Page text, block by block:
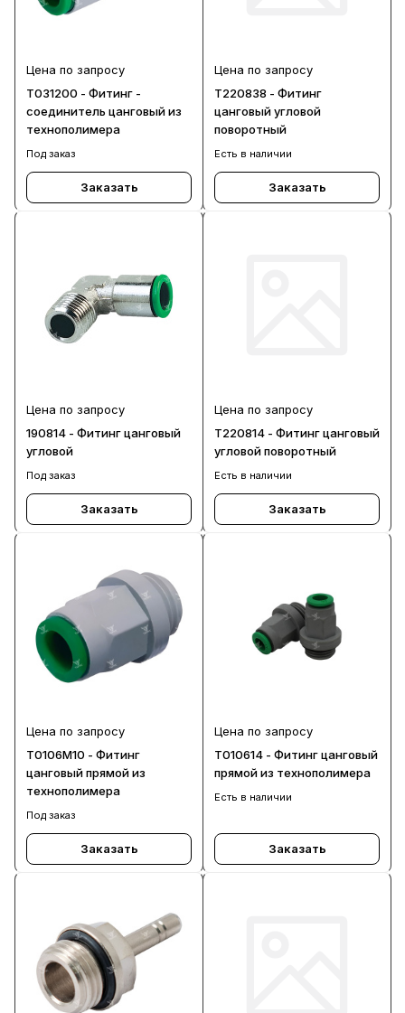
Цена по запросу
T031200 - Фитинг -
соединитель цанговый из
технополимера
Под заказ
Заказать
Цена по запросу
T220838 - Фитинг
цанговый угловой
поворотный
Есть в наличии
Заказать
Цена по запросу
190814 - Фитинг цанговый
угловой
Под заказ
Заказать
Цена по запросу
T220814 - Фитинг цанговый
угловой поворотный
Есть в наличии
Заказать
Цена по запросу
T0106M10 - Фитинг
цанговый прямой из
технополимера
Под заказ
Заказать
Цена по запросу
T010614 - Фитинг цанговый
прямой из технополимера
Есть в наличии
Заказать